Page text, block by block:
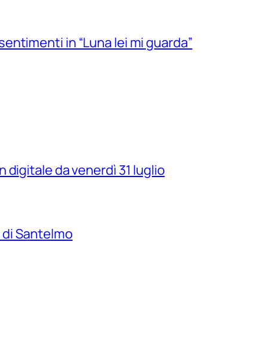
in “Luna lei mi guarda”
digitale da venerdì 31 luglio
Santelmo